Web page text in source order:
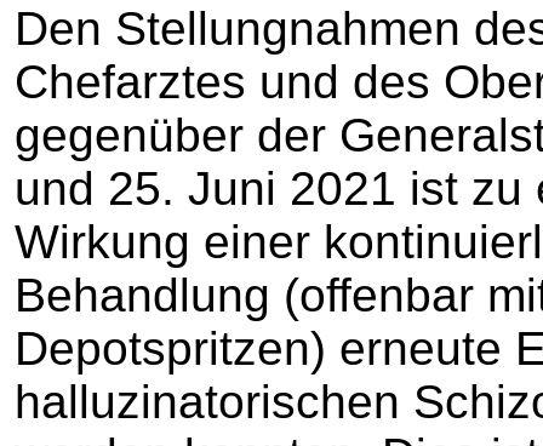
Den Stellungnahmen
Chefarztes und des
gegenüber der
und 25. Juni 2021 ist
Wirkung einer
Behandlung (offenbar
Depotspritzen) erneute
halluzinatorischen